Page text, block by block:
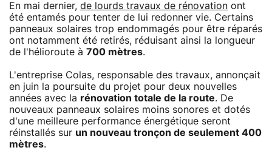
En mai dernier, de lourds travaux de rénovation ont
été entamés pour tenter de lui redonner vie. Certains
panneaux solaires trop endommagés pour être réparés
ont notamment été retirés, réduisant ainsi la longueur
de l'hélioroute à 700 mètres.
L'entreprise Colas, responsable des travaux, annonçait
en juin la poursuite du projet pour deux nouvelles
années avec la rénovation totale de la route. De
nouveaux panneaux solaires moins sonores et dotés
d'une meilleure performance énergétique seront
réinstallés sur un nouveau tronçon de seulement 400
mètres.